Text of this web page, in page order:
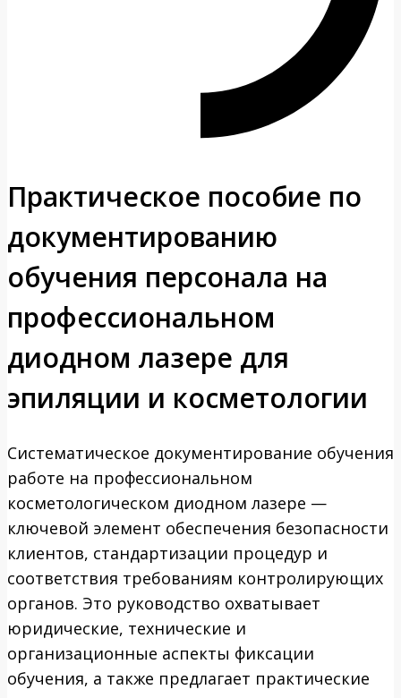
Практическое пособие по
документированию
обучения персонала на
профессиональном
диодном лазере для
эпиляции и косметологии
Систематическое документирование обучения
работе на профессиональном
косметологическом диодном лазере —
ключевой элемент обеспечения безопасности
клиентов, стандартизации процедур и
соответствия требованиям контролирующих
органов. Это руководство охватывает
юридические, технические и
организационные аспекты фиксации
обучения, а также предлагает практические